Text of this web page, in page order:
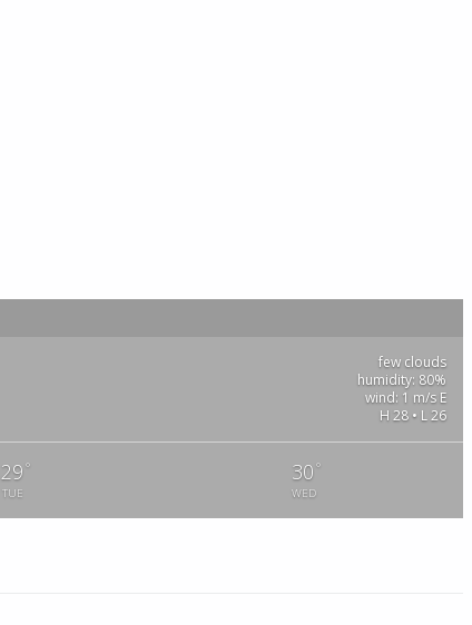
few clouds
humidity: 80%
wind: 1 m/s E
H 28 • L 26
29 °
TUE
30 °
WED